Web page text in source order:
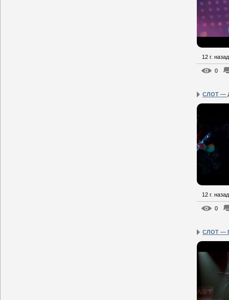
12 г. назад
0
СЛОТ —
12 г. назад
0
СЛОТ —